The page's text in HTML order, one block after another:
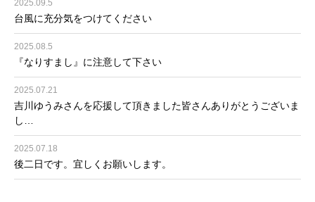
2025.09.5
台風に充分気をつけてください
2025.08.5
『なりすまし』に注意して下さい
2025.07.21
吉川ゆうみさんを応援して頂きました皆さんありがとうございま
し…
2025.07.18
後二日です。宜しくお願いします。